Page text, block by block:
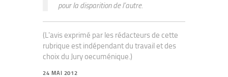
pour la disparition de l’autre.
(L'avis exprimé par les rédacteurs de cette
rubrique est indépendant du travail et des
choix du Jury oecuménique.)
24 MAI 2012